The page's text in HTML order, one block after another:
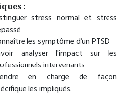
:
stress normal et stress
les symptôme d’un PTSD
analyser l'impact sur les
intervenants
en charge de façon
les impliqués.